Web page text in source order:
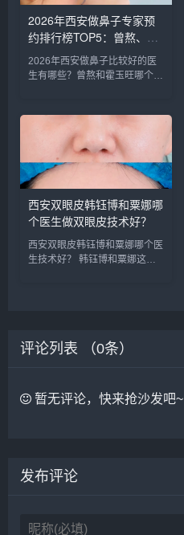
2026年西安做鼻子专家预
约排行榜TOP5：曾熬、霍
玉旺、房志强、蒋立、刘宝
军哪个更好？
2026年西安做鼻子比较好的医
生有哪些？曾熬和霍玉旺哪个更
立、刘宝军等，医生的技术都很
靠谱，案例也非常多，对比的
话，建议实地面诊，曾医生和霍
医生是...
西安双眼皮韩钰博和粟娜哪
个医生做双眼皮技术好？
西安双眼皮韩钰博和粟娜哪个医
生技术好？ 韩钰博和粟娜这两
建议可以...
评论列表 （0条）
暂无评论，快来抢沙发吧~
发布评论